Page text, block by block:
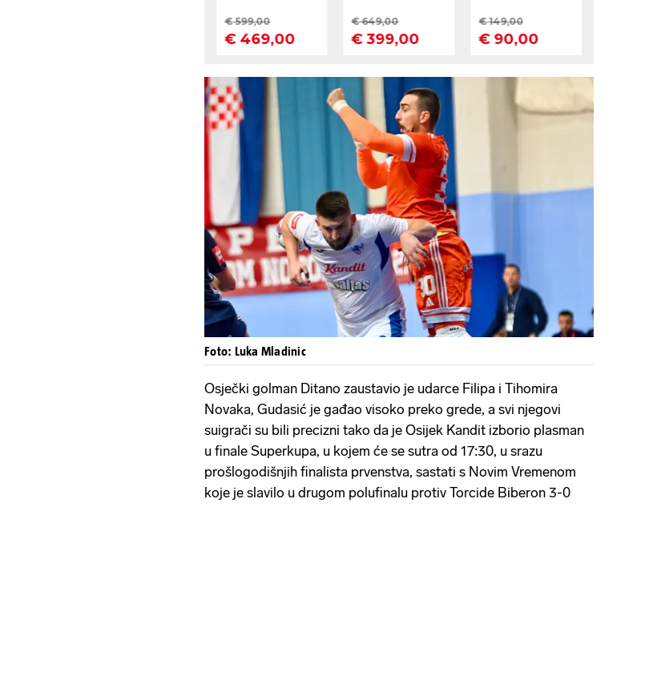
Foto: Luka Mladinic
Osječki golman Ditano zaustavio je udarce Filipa i Tihomira
Novaka, Gudasić je gađao visoko preko grede, a svi njegovi
suigrači su bili precizni tako da je Osijek Kandit izborio plasman
u finale Superkupa, u kojem će se sutra od 17:30, u srazu
prošlogodišnjih finalista prvenstva, sastati s Novim Vremenom
koje je slavilo u drugom polufinalu protiv Torcide Biberon 3-0